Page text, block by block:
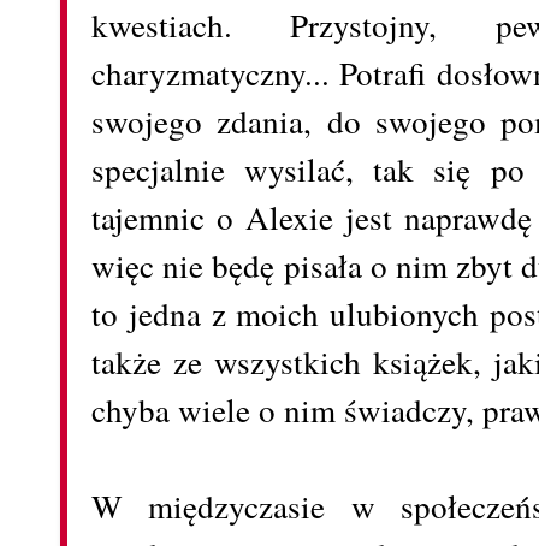
kwestiach. Przystojny,
charyzmatyczny... Potrafi
swojego zdania, do swojego
specjalnie wysilać, tak się
tajemnic o Alexie jest
więc nie będę pisała o nim zbyt
to jedna z moich ulubionych
także ze wszystkich książek,
chyba wiele o nim świadczy,
W międzyczasie w